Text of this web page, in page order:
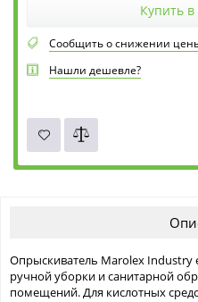
Купить
Сообщить о снижении
Нашли дешевле?
Опрыскиватель Marolex Industry
ручной уборки и санитарной
помещений. Для кислотных